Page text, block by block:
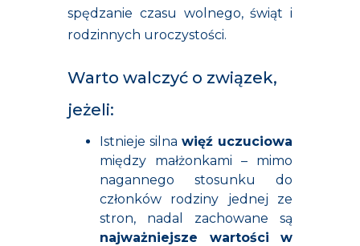
spędzanie czasu wolnego, świąt i
rodzinnych uroczystości.
Warto walczyć o związek,
jeżeli:
Istnieje silna więź uczuciowa
między małżonkami – mimo
nagannego stosunku do
członków rodziny jednej ze
stron, nadal zachowane są
najważniejsze wartości w